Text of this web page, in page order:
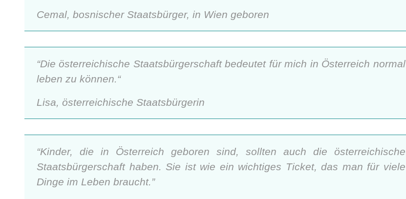
Cemal, bosnischer Staatsbürger, in Wien geboren
“Die österreichische Staatsbürgerschaft bedeutet für mich in Österreich normal
leben zu können.“
Lisa, österreichische Staatsbürgerin
“Kinder, die in Österreich geboren sind, sollten auch die österreichische
Staatsbürgerschaft haben. Sie ist wie ein wichtiges Ticket, das man für viele
Dinge im Leben braucht.”